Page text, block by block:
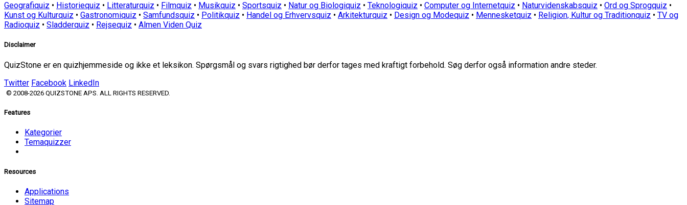
Geografiquiz • Historiequiz • Litteraturquiz • Filmquiz • Musikquiz • Sportsquiz • Natur og Biologiquiz • Teknologiquiz • Computer og Internetquiz • Naturvidenskabsquiz • Ord og Sprogquiz •
Kunst og Kulturquiz • Gastronomiquiz • Samfundsquiz • Politikquiz • Handel og Erhvervsquiz • Arkitekturquiz • Design og Modequiz • Mennesketquiz • Religion, Kultur og Traditionquiz • TV og
Radioquiz • Sladderquiz • Rejsequiz • Almen Viden Quiz
Disclaimer
QuizStone er en quizhjemmeside og ikke et leksikon. Spørgsmål og svars rigtighed bør derfor tages med kraftigt forbehold. Søg derfor også information andre steder.
Twitter Facebook LinkedIn
© 2008-2026 QUIZSTONE APS. ALL RIGHTS RESERVED.
Features
Kategorier
Temaquizzer
Resources
Applications
Sitemap